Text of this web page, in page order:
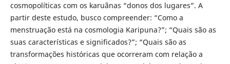
cosmopolíticas com os karuãnas “donos dos lugares”. A
partir deste estudo, busco compreender: “Como a
menstruação está na cosmologia Karipuna?”; “Quais são as
suas características e significados?”; “Quais são as
transformações históricas que ocorreram com relação a